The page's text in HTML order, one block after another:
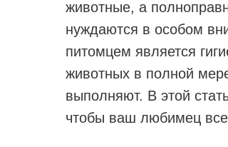
животные, а
нуждаются в особом
питомцем является
животных в полной
выполняют. В этой
чтобы ваш любимец